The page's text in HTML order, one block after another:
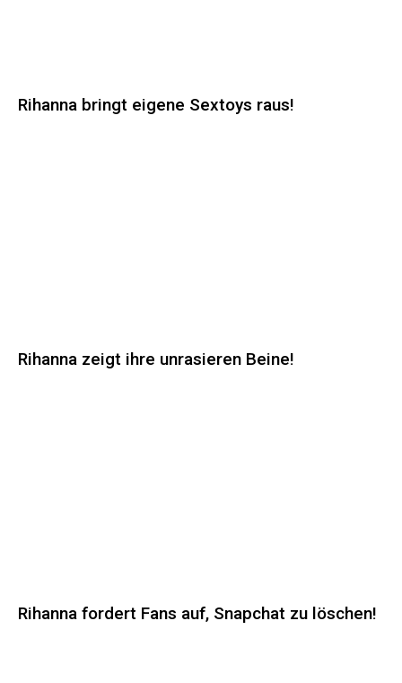
Rihanna bringt eigene Sextoys raus!
Rihanna zeigt ihre unrasieren Beine!
Rihanna fordert Fans auf, Snapchat zu löschen!